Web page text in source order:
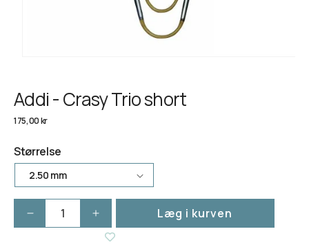
Addi - Crasy Trio short
Normalpris
175,00 kr
Størrelse
Reducer
Øg
antallet
Læg i kurven